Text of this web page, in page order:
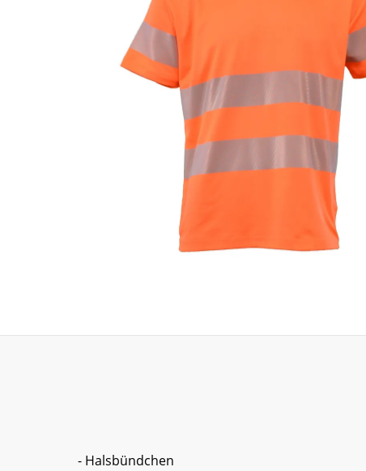
- Halsbündchen